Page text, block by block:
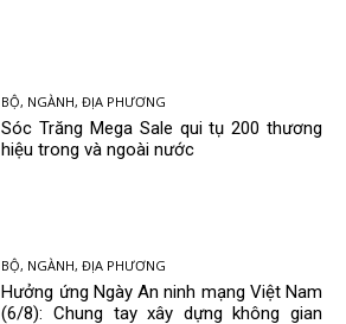
BỘ, NGÀNH, ĐỊA PHƯƠNG
Sóc Trăng Mega Sale qui tụ 200 thương
hiệu trong và ngoài nước
BỘ, NGÀNH, ĐỊA PHƯƠNG
Hưởng ứng Ngày An ninh mạng Việt Nam
(6/8): Chung tay xây dựng không gian